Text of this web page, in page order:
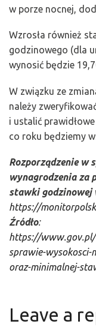
w porze nocnej,
Wzrosła również
godzinowego (dla
wynosić będzie
W związku ze
należy
i ustalić
co roku będziemy
Rozporządzenie w
wynagrodzenia za
stawki godzinowej
https://
Źródło:
https://www.gov.pl/
sprawie-wysokosci-
oraz-minimalnej-
Leave a